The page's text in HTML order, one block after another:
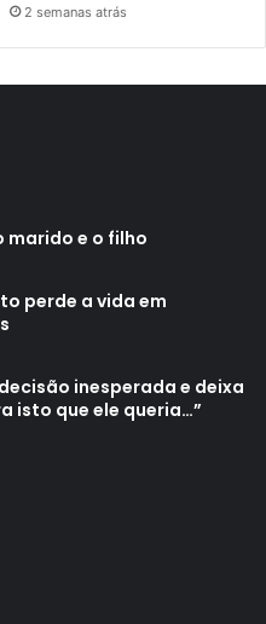
2 semanas atrás
marido e o filho
perde a vida em
inesperada e deixa
isto que ele queria…”